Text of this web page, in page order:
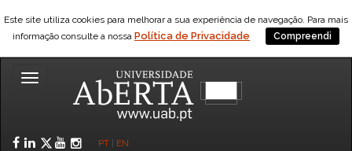
Este site utiliza cookies para melhorar a sua experiência de navegação. Para mais
informação consulte a nossa Política de Privacidade Compreendi
Toggle
Facebook
LinkedIn
Twitter
YouTube
Instagram
PT EN